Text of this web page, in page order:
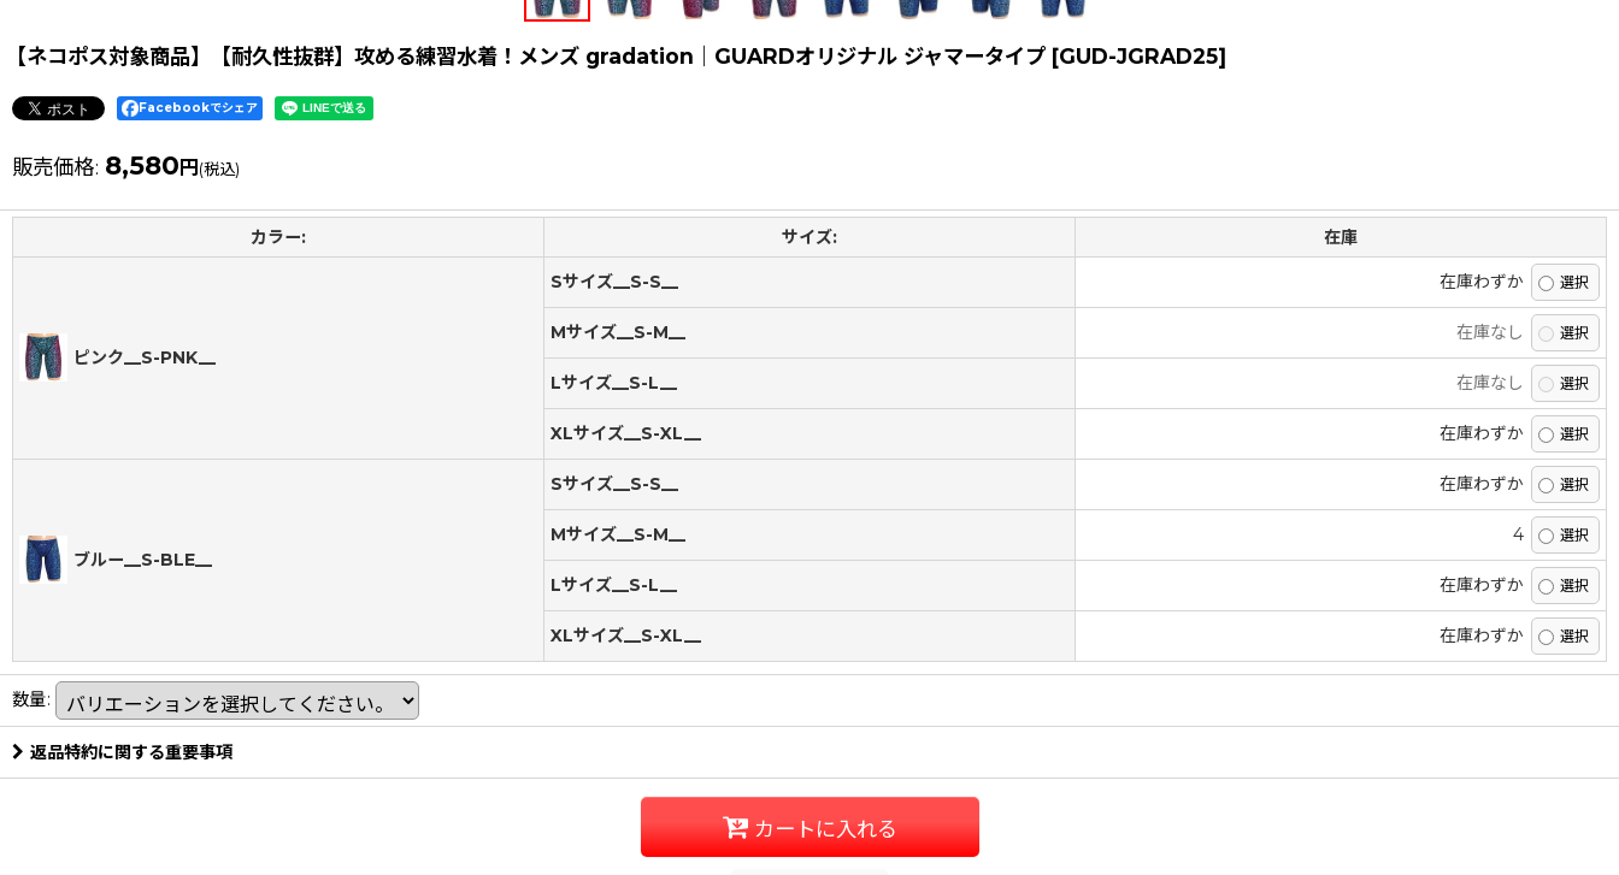
【ネコポス対象商品】【耐久性抜群】攻める練習水着！メンズ gradation｜GUARDオリジナル ジャマータイプ [GUD-JGRAD25]
Facebookでシェア
販売価格: 8,580 円 (税込)
カラー: サイズ: 在庫
ピンク__S-PNK__
Sサイズ__S-S__ 在庫わずか
Mサイズ__S-M__ 在庫なし
Lサイズ__S-L__ 在庫なし
XLサイズ__S-XL__ 在庫わずか
ブルー__S-BLE__
Sサイズ__S-S__ 在庫わずか
Mサイズ__S-M__ 4
Lサイズ__S-L__ 在庫わずか
XLサイズ__S-XL__ 在庫わずか
数量:
返品特約に関する重要事項
カートに入れる